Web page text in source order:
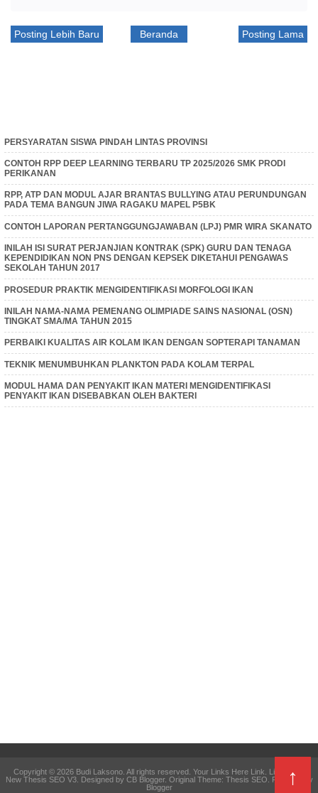
Posting Lebih Baru Posting Lama
Beranda
PERSYARATAN SISWA PINDAH LINTAS PROVINSI
CONTOH RPP DEEP LEARNING TERBARU TP 2025/2026 SMK PRODI
PERIKANAN
RPP, ATP DAN MODUL AJAR BRANTAS BULLYING ATAU PERUNDUNGAN
PADA TEMA BANGUN JIWA RAGAKU MAPEL P5BK
CONTOH LAPORAN PERTANGGUNGJAWABAN (LPJ) PMR WIRA SKANATO
INILAH ISI SURAT PERJANJIAN KONTRAK (SPK) GURU DAN TENAGA
KEPENDIDIKAN NON PNS DENGAN KEPSEK DIKETAHUI PENGAWAS
SEKOLAH TAHUN 2017
PROSEDUR PRAKTIK MENGIDENTIFIKASI MORFOLOGI IKAN
INILAH NAMA-NAMA PEMENANG OLIMPIADE SAINS NASIONAL (OSN)
TINGKAT SMA/MA TAHUN 2015
PERBAIKI KUALITAS AIR KOLAM IKAN DENGAN SOPTERAPI TANAMAN
TEKNIK MENUMBUHKAN PLANKTON PADA KOLAM TERPAL
MODUL HAMA DAN PENYAKIT IKAN MATERI MENGIDENTIFIKASI
PENYAKIT IKAN DISEBABKAN OLEH BAKTERI
Copyright © 2026 Budi Laksono . All rights reserved. Your Links Here Link Link Here
New Thesis SEO V3. Designed by CB Blogger. Original Theme: Thesis SEO . Powered by
Blogger
↑